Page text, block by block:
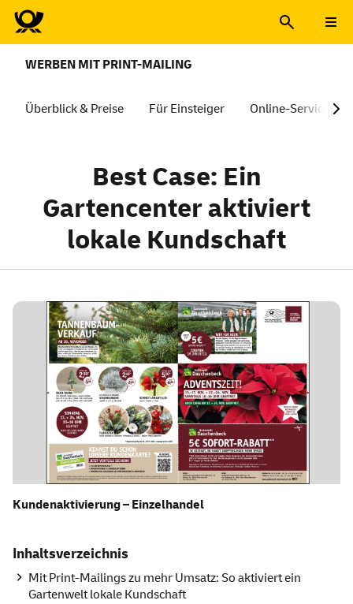
WERBEN MIT PRINT-MAILING
Überblick & Preise Für Einsteiger Online-Services
Best Case: Ein
Gartencenter aktiviert
lokale Kundschaft
Kundenaktivierung – Einzelhandel
Inhaltsverzeichnis
Mit Print-Mailings zu mehr Umsatz: So aktiviert ein
Gartenwelt lokale Kundschaft